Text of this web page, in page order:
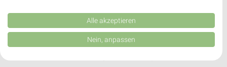
❯
Anton-Spilker-Str. 33
32839 Steinheim
Heute 08:00 - 20:00 Uhr |
Kombinationen von Daten aus verschiedenen Quellen. Entwicklung und
Verbesserung der Angebote. Verwendung reduzierter Daten zur Auswahl
von Inhalten.
Daten können außerhalb der Europäischen Union weitergegeben und in die
Website/App.
Alle akzeptieren
Nein, anpassen